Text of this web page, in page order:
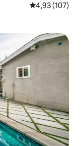
Prosječna
4,93 (107)